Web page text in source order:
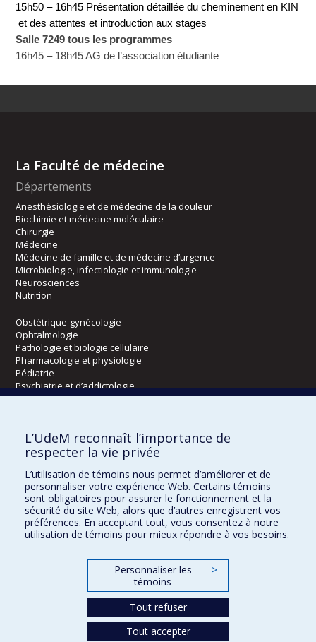
15h50 – 16h45 Présentation détaillée du cheminement en KIN
et des attentes et introduction aux stages
Salle 7249 tous les programmes
16h45 – 18h45AG de l’association étudiante
La Faculté de médecine
Départements
Anesthésiologie et de médecine de la douleur
Biochimie et médecine moléculaire
Chirurgie
Médecine
Médecine de famille et de médecine d’urgence
Microbiologie, infectiologie et immunologie
Neurosciences
Nutrition
Obstétrique-gynécologie
Ophtalmologie
Pathologie et biologie cellulaire
Pharmacologie et physiologie
Pédiatrie
Psychiatrie et d’addictologie
Radiologie, radio-oncologie et médecine nucléaire
Écoles
Orthophonie et audiologie
Réadaptation
Directions
L’UdeM reconnaît l’importance de
respecter la vie privée
L’utilisation de témoins nous permet d’améliorer et de
personnaliser votre expérience Web. Certains témoins
sont obligatoires pour assurer le fonctionnement et la
sécurité du site Web, alors que d’autres enregistrent vos
préférences. En acceptant tout, vous consentez à notre
utilisation de témoins pour mieux répondre à vos besoins.
Personnaliser les
témoins
>
Tout refuser
Tout accepter